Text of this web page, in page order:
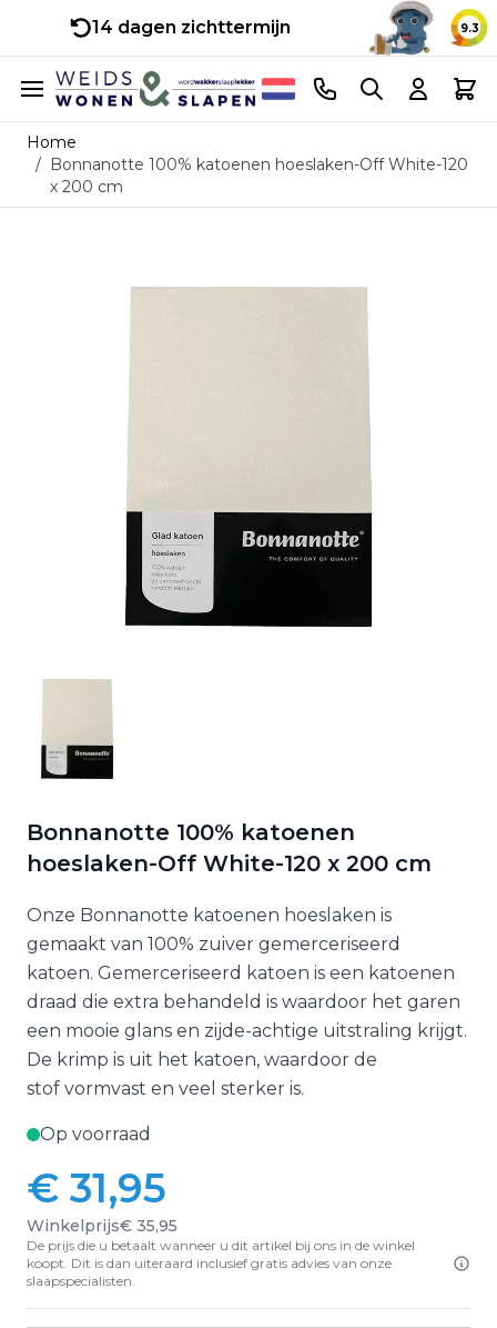
14 dagen zichttermijn 9.3
Ga naar de inhoud
Telefoonnummer
Search Cart
Home
/ Bonnanotte 100% katoenen hoeslaken-Off White-120
x 200 cm
Bonnanotte 100% katoenen
hoeslaken-Off White-120 x 200 cm
Onze Bonnanotte katoenen hoeslaken is
gemaakt van 100% zuiver gemerceriseerd
katoen. Gemerceriseerd katoen is een katoenen
draad die extra behandeld is waardoor het garen
een mooie glans en zijde-achtige uitstraling krijgt.
De krimp is uit het katoen, waardoor de
stof vormvast en veel sterker is.
Op voorraad
€ 31,95
Winkelprijs€ 35,95
De prijs die u betaalt wanneer u dit artikel bij ons in de winkel
koopt. Dit is dan uiteraard inclusief gratis advies van onze
slaapspecialisten.